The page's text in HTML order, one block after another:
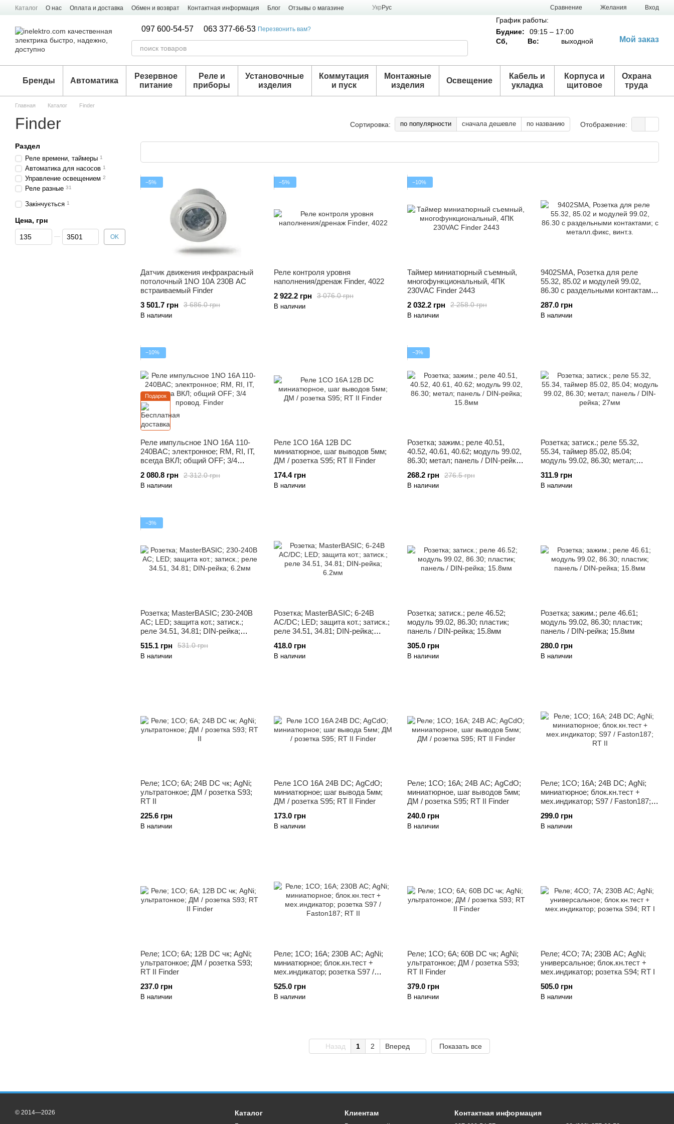
Перейти к основному контенту
Каталог О нас Оплата и доставка Обмен и возврат Контактная информация Блог Отзывы о магазине Укр Рус Сравнение Желания Вход
097 600-54-57 063 377-66-53 Перезвонить вам?
График работы:
Будние:
09:15 – 17:00
Сб,
Вс: выходной Мой заказ
Бренды Автоматика
Резервное
питание
Реле и
приборы
Установочные
изделия
Коммутация
и пуск
Монтажные
изделия
Освещение
Кабель и
укладка
Корпуса и
щитовое
Охрана
труда
Главная Каталог Finder
Finder Сортировка: по популярности сначала дешевле по названию Отображение:
−5%
Датчик движения инфракрасный
потолочный 1NO 10A 230В AC
встраиваемый Finder
3 686.0 грн
3 501.7 грн
В наличии
−5%
Реле контроля уровня
наполнения/дренаж Finder, 4022
3 076.0 грн
2 922.2 грн
В наличии
−10%
Таймер миниатюрный съемный,
многофункциональный, 4ПК
230VAC Finder 2443
2 258.0 грн
2 032.2 грн
В наличии
9402SMA, Розетка для реле
55.32, 85.02 и модулей 99.02,
86.30 с раздельными контактами;
287.0 грн
В наличии
Подарок
−10%
Реле импульсное 1NO 16A 110-
240ВAC; электронное; RM, RI, IT,
всегда ВКЛ; общий OFF; 3/4
2 312.0 грн
2 080.8 грн
В наличии
Реле 1CO 16A 12В DC
миниатюрное, шаг выводов 5мм;
ДМ / розетка S95; RT II Finder
174.4 грн
В наличии
−3%
Розетка; зажим.; реле 40.51,
40.52, 40.61, 40.62; модуль 99.02,
86.30; метал; панель / DIN-рейка;
276.5 грн
268.2 грн
В наличии
Розетка; затиск.; реле 55.32,
55.34, таймер 85.02, 85.04;
модуль 99.02, 86.30; метал;
311.9 грн
В наличии
−3%
Розетка; MasterBASIC; 230-240В
AC; LED; защита кот.; затиск.;
реле 34.51, 34.81; DIN-рейка;
531.0 грн
515.1 грн
В наличии
Розетка; MasterBASIC; 6-24В
AC/DC; LED; защита кот.; затиск.;
реле 34.51, 34.81; DIN-рейка;
418.0 грн
В наличии
Розетка; затиск.; реле 46.52;
модуль 99.02, 86.30; пластик;
панель / DIN-рейка; 15.8мм
305.0 грн
В наличии
Розетка; зажим.; реле 46.61;
модуль 99.02, 86.30; пластик;
панель / DIN-рейка; 15.8мм
280.0 грн
В наличии
Реле; 1CO; 6A; 24В DC чк; AgNi;
ультратонкое; ДМ / розетка S93;
RT II
225.6 грн
В наличии
Реле 1CO 16A 24В DC; AgCdO;
миниатюрное; шаг вывода 5мм;
ДМ / розетка S95; RT II Finder
173.0 грн
В наличии
Реле; 1CO; 16A; 24В AC; AgCdO;
миниатюрное, шаг выводов 5мм;
ДМ / розетка S95; RT II Finder
240.0 грн
В наличии
Реле; 1CO; 16A; 24В DC; AgNi;
миниатюрное; блок.кн.тест +
мех.индикатор; S97 / Faston187;
299.0 грн
В наличии
Реле; 1CO; 6A; 12В DC чк; AgNi;
ультратонкое; ДМ / розетка S93;
RT II Finder
237.0 грн
В наличии
Реле; 1CO; 16A; 230В AC; AgNi;
миниатюрное; блок.кн.тест +
мех.индикатор; розетка S97 /
525.0 грн
В наличии
Реле; 1CO; 6A; 60В DC чк; AgNi;
ультратонкое; ДМ / розетка S93;
RT II Finder
379.0 грн
В наличии
Реле; 4CO; 7A; 230В AC; AgNi;
универсальное; блок.кн.тест +
мех.индикатор; розетка S94; RT I
505.0 грн
В наличии
Назад 1 2 Вперед Показать все
Раздел
Реле времени, таймеры 1
Автоматика для насосов 1
Управление освещением 2
Реле разные 31
Закінчується 1
Цена, грн
От Цена, грн
До Цена, грн OK
© 2014—2026 Каталог Клиентам Контактная информация